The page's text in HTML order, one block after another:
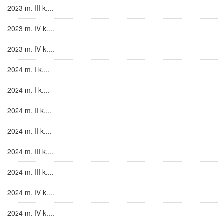
2023 m. III k....
2023 m. IV k....
2023 m. IV k....
2024 m. I k....
2024 m. I k....
2024 m. II k....
2024 m. II k....
2024 m. III k....
2024 m. III k....
2024 m. IV k....
2024 m. IV k....